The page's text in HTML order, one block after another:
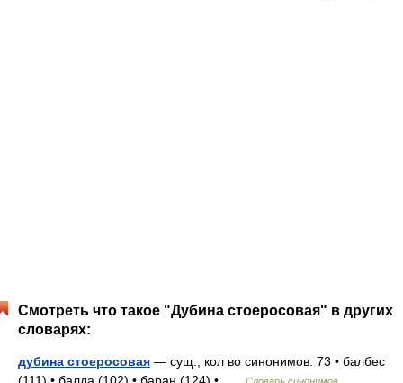
Смотреть что такое "Дубина стоеросовая" в других
словарях:
дубина стоеросовая — сущ., кол во синонимов: 73 • балбес